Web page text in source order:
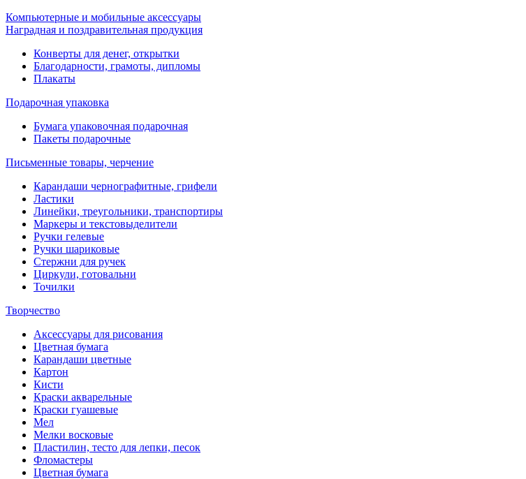
Компьютерные и мобильные аксессуары
Наградная и поздравительная продукция
Конверты для денег, открытки
Благодарности, грамоты, дипломы
Плакаты
Подарочная упаковка
Бумага упаковочная подарочная
Пакеты подарочные
Письменные товары, черчение
Карандаши чернографитные, грифели
Ластики
Линейки, треугольники, транспортиры
Маркеры и текстовыделители
Ручки гелевые
Ручки шариковые
Стержни для ручек
Циркули, готовальни
Точилки
Творчество
Аксессуары для рисования
Цветная бумага
Карандаши цветные
Картон
Кисти
Краски акварельные
Краски гуашевые
Мел
Мелки восковые
Пластилин, тесто для лепки, песок
Фломастеры
Цветная бумага